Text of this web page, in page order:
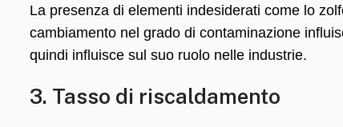
La presenza di elementi indesiderati come lo
cambiamento nel grado di contaminazione
quindi influisce sul suo ruolo nelle industrie.
3. Tasso di riscaldamento